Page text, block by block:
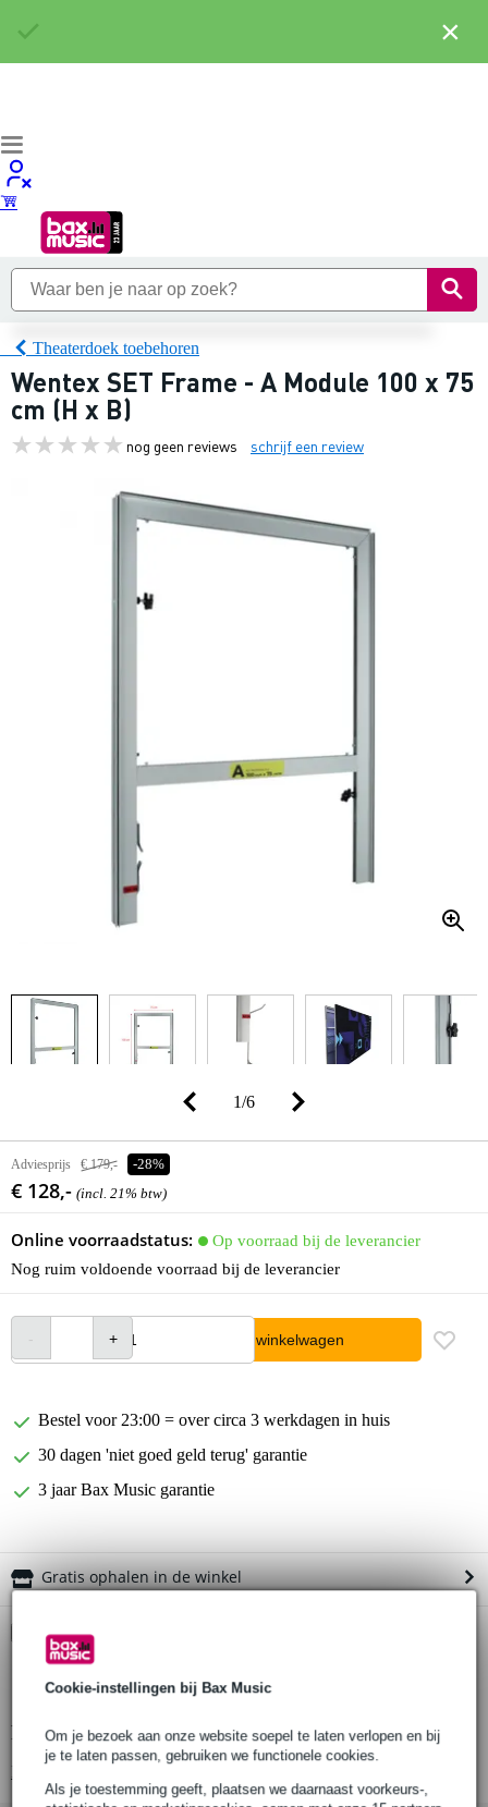
Cookie-instellingen bij Bax Music
Om je bezoek aan onze website soepel te laten verlopen en bij
je te laten passen, gebruiken we functionele cookies.
Als je toestemming geeft, plaatsen we daarnaast voorkeurs-,
Theaterdoek toebehoren
Wentex SET Frame - A Module 100 x 75
cm (H x B)
nog geen reviews schrijf een review
1/6
Adviesprijs € 179,- -28%
€ 128,- (incl. 21% btw)
Online voorraadstatus:
Op voorraad bij de leverancier
Nog ruim voldoende voorraad bij de leverancier
In winkelwagen
Bestel voor 23:00 = over circa 3 werkdagen in huis
30 dagen 'niet goed geld terug' garantie
3 jaar Bax Music garantie
Gratis ophalen in de winkel
Kies nu voor 2 jaar extra Bax Music garantie en meer
voordelen
€ 6,40 eenmalig
Productinformatie
×